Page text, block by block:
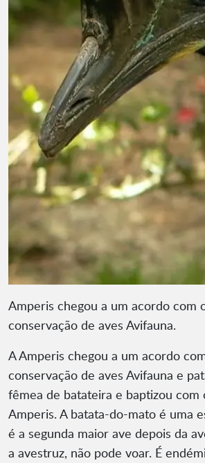
Amperis chegou a um acordo com
conservação de aves Avifauna.
A Amperis chegou a um acordo
conservação de aves Avifauna e
fêmea de batateira e baptizou com
Amperis. A batata-do-mato é uma
é a segunda maior ave depois da
a avestruz, não pode voar. É